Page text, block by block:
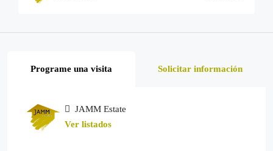
Programe una visita Solicitar información
JAMM Estate
Ver listados